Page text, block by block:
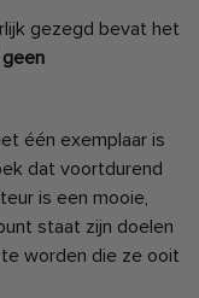
gezegd bevat het
één exemplaar is
dat voortdurend
is een mooie,
staat zijn doelen
worden die ze ooit